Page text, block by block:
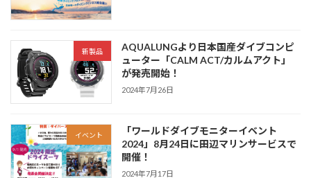
新製品
AQUALUNGより日本国産ダイブコンピ
ューター「CALM ACT/カルムアクト」
が発売開始！
2024年7月26日
イベント
「ワールドダイブモニターイベント
2024」8月24日に田辺マリンサービスで
開催！
2024年7月17日